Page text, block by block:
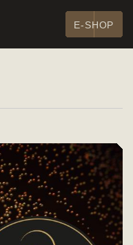
E-SHOP